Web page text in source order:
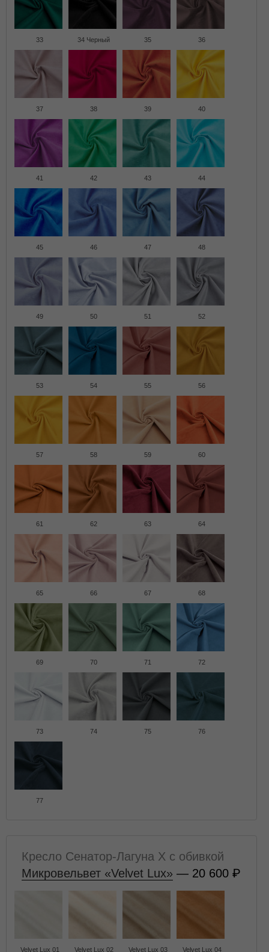
33 34 Черный 35 36
37 38 39 40
41 42 43 44
45 46 47 48
49 50 51 52
53 54 55 56
57 58 59 60
61 62 63 64
65 66 67 68
69 70 71 72
73 74 75 76
77
Кресло Сенатор-Лагуна X с обивкой
Микровельвет «Velvet Lux» — 20 600
Velvet Lux 01 Velvet Lux 02 Velvet Lux 03 Velvet Lux 04